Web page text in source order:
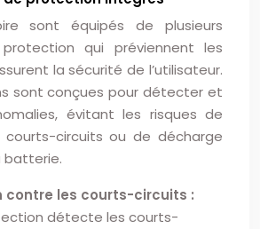
sont équipés de plusieurs
qui préviennent les
la sécurité de l’utilisateur.
sont conçues pour détecter et
évitant les risques de
courts-circuits ou de décharge
batterie.
contre les courts-circuits :
détecte les courts-